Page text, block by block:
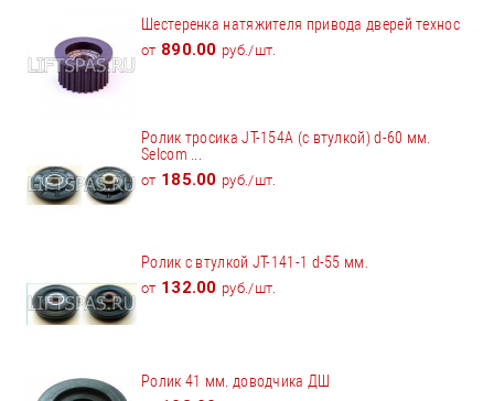
Шестеренка натяжителя привода дверей технос
от 890.00 руб./шт.
Ролик тросика JT-154А (с втулкой) d-60 мм.
Selcom ...
от 185.00 руб./шт.
Ролик с втулкой JT-141-1 d-55 мм.
от 132.00 руб./шт.
Ролик 41 мм. доводчика ДШ